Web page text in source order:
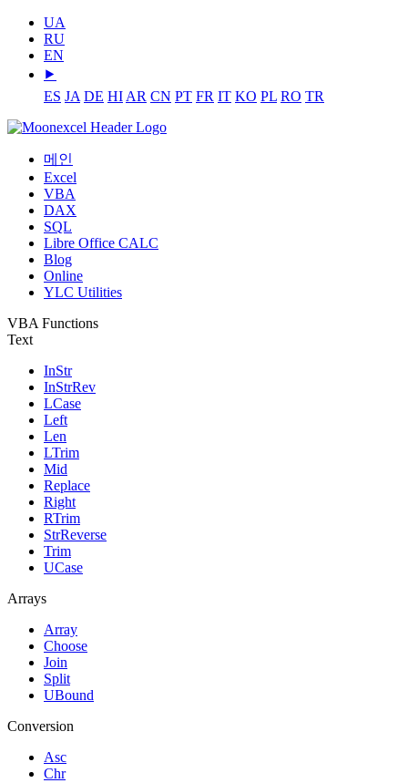
UA
RU
EN
⯈
ES JA DE HI AR CN PT FR IT KO PL RO TR
메인
Excel
VBA
DAX
SQL
Libre Office CALC
Blog
Online
YLC Utilities
VBA Functions
Text
InStr
InStrRev
LCase
Left
Len
LTrim
Mid
Replace
Right
RTrim
StrReverse
Trim
UCase
Arrays
Array
Choose
Join
Split
UBound
Conversion
Asc
Chr